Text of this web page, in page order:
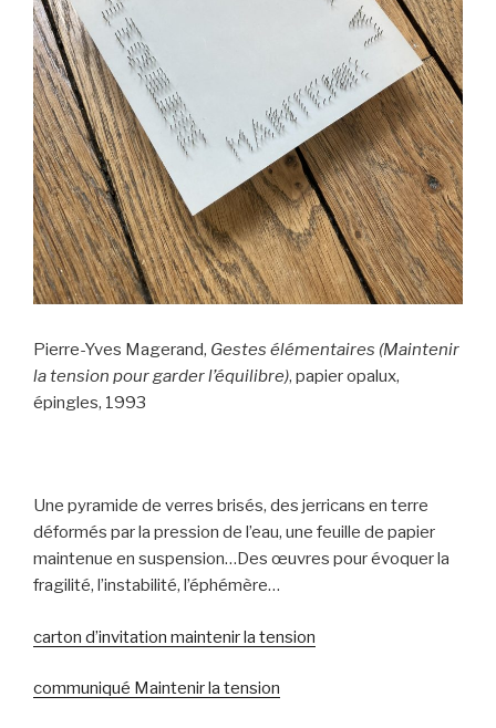
Pierre-Yves Magerand, Gestes élémentaires (Maintenir
la tension pour garder l’équilibre), papier opalux,
épingles, 1993
Une pyramide de verres brisés, des jerricans en terre
déformés par la pression de l’eau, une feuille de papier
maintenue en suspension…Des œuvres pour évoquer la
fragilité, l’instabilité, l’éphémère…
carton d’invitation maintenir la tension
communiqué Maintenir la tension